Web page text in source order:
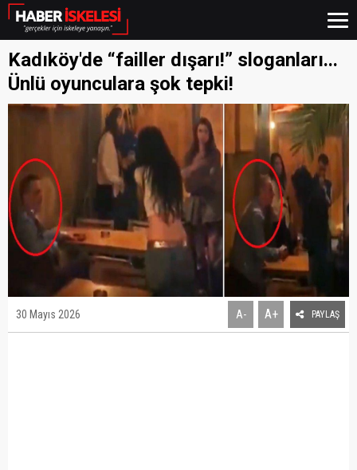
Kadıköy'de “failler dışarı!” sloganları...
Ünlü oyunculara şok tepki!
30 Mayıs 2026 A- A+ PAYLAŞ